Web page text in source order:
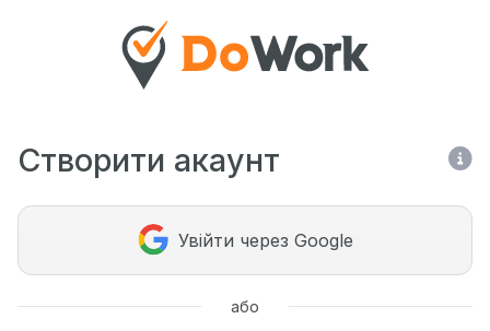
Створити акаунт
Увійти через Google
або